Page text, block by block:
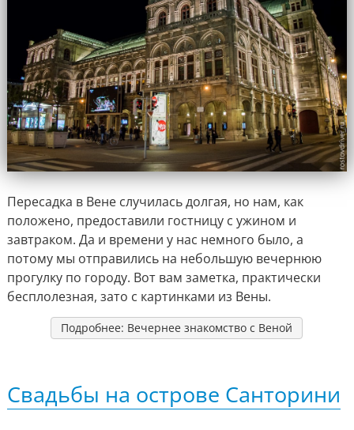
Пересадка в Вене случилась долгая, но нам, как
положено, предоставили гостницу с ужином и
завтраком. Да и времени у нас немного было, а
потому мы отправились на небольшую вечернюю
прогулку по городу. Вот вам заметка, практически
бесплолезная, зато с картинками из Вены.
Подробнее: Вечернее знакомство с Веной
Свадьбы на острове Санторини